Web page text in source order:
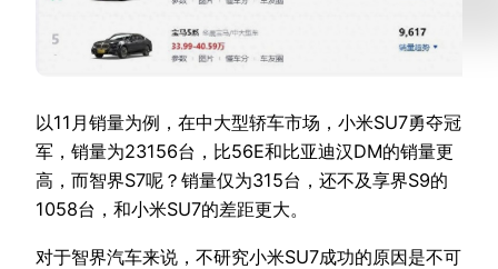
以11月销量为例，在中大型轿车市场，小米SU7勇夺冠
军，销量为23156台，比56E和比亚迪汉DM的销量更
高，而智界S7呢？销量仅为315台，还不及享界S9的
1058台，和小米SU7的差距更大。
对于智界汽车来说，不研究小米SU7成功的原因是不可